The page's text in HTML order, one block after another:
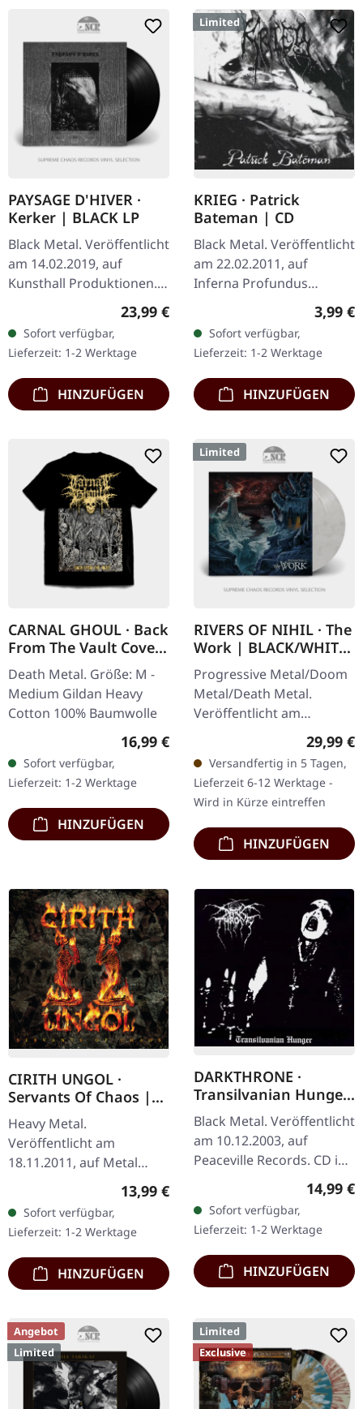
PAYSAGE D'HIVER ·
Kerker | BLACK LP
Black Metal. Veröffentlicht
am 14.02.2019, auf
Kunsthall Produktionen.
Schwarzes Vinyl. Der
Schweizer Black Metal-
Visionär Paysage d'Hiver
liefert…
Regulärer Preis:
23,99 €
Sofort verfügbar,
Lieferzeit: 1-2 Werktage
HINZUFÜGEN
Limited
KRIEG · Patrick
Bateman | CD
Black Metal. Veröffentlicht
am 22.02.2011, auf
Inferna Profundus
Jewelcase. Limitiert auf
400 Exemplare. Krieg
liefert mit…
3,99 €
Sofort verfügbar,
Lieferzeit: 1-2 Werktage
HINZUFÜGEN
CARNAL GHOUL · Back
From The Vault Cover
| T-SHIRT
Death Metal. Größe: M -
Medium Gildan Heavy
Cotton 100% Baumwolle
Regulärer Preis:
16,99 €
Sofort verfügbar,
Lieferzeit: 1-2 Werktage
HINZUFÜGEN
Limited
RIVERS OF NIHIL · The
Work | BLACK/WHITE
2LP
Progressive Metal/Doom
Metal/Death Metal.
Veröffentlicht am
18.02.2022, auf Metal
Schwarz/Weiß
marmoriertes Doppel-
Vinyl im…
29,99 €
Versandfertig in 5 Tagen,
Lieferzeit 6-12 Werktage -
Wird in Kürze eintreffen
HINZUFÜGEN
CIRITH UNGOL ·
Servants Of Chaos |
2CD+DVD BOX
Heavy Metal.
Veröffentlicht am
18.11.2011, auf Metal
Blade Records. Re-Release
mit Bonus-DVD "Live At
Wolf & Rosmiller's
Country Club - November
9,…
Regulärer Preis:
13,99 €
Sofort verfügbar,
Lieferzeit: 1-2 Werktage
HINZUFÜGEN
DARKTHRONE ·
Transilvanian Hunger
(Re-Release) | CD
Black Metal. Veröffentlicht
am 10.12.2003, auf
Peaceville Records. CD im
Jewelcase. Remastered.
Dieses norwegische Black
Metal Meisterwerk gilt
als…
14,99 €
Sofort verfügbar,
Lieferzeit: 1-2 Werktage
HINZUFÜGEN
Angebot
Limited
Limited
Exclusive